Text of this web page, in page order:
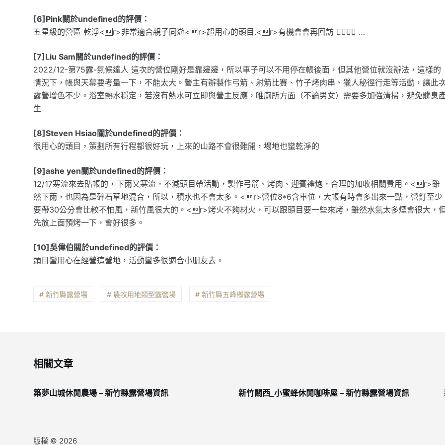
[6]Pink關於undefined的評價：
五星級的營區 乾淨<r>非常適合親子同遊<r>超用心的頭目.<r>有機會會再回訪 👍🏻👍🏻 …
[7]Liu Sam關於undefined的評價：
2022/12-第75露-氣候達人 這次的營位剛好是靠邊邊，所以車子可以不用停在帳後面，但其他營位就沒辦法，這樣的
情況下，帳與天幕要考量一下，不能太大。營主有辦製作弓箭、射箭比賽、竹子烤肉串、獵人秘徑行走等活動，讓此
露營增色不少。浴室熱水穩定，若沒有熱水可立即與營主反應，唯廁所方面（不論男女）需要多加強清掃，避免髒臭
生
[8]Steven Hsiao關於undefined的評價：
很用心的頭目，策劃所有行程都很好玩，上來的山路不會很難開，場地也蠻乾淨的
[9]ashe yen關於undefined的評價：
12/17寒流來去貼帳的，下雨又寒流，不減頭目帶活動，製作弓箭、烤肉、迎賓禮炮，合理的加收相關費用。<r>雖
然下雨，也因為是碎石草地混合，所以，積水也不會太多。<r>營位8*6含車位，大帳有時會多出來一點，營釘至少
要帶30公分會比較不怕風，新竹風很大的。<r>烤火不夠材火，可以跟頭目要一些來烤，雖然水氣太多煙會很大，但
先放上面預烤一下，會好很多。
[10]吳偉伯關於undefined的評價：
頭目蠻用心在經營這營地，活動蠻多很適合小朋友去。
# 新竹縣露營場 # 農牧用地類型露營場 # 新竹縣五峰鄉露營場
相關文章
築夢山城休閒農場 – 新竹縣露營場資訊 新竹關西_小蜜蜂休閒咖啡屋 – 新竹縣露營場資訊
版權 © 2026